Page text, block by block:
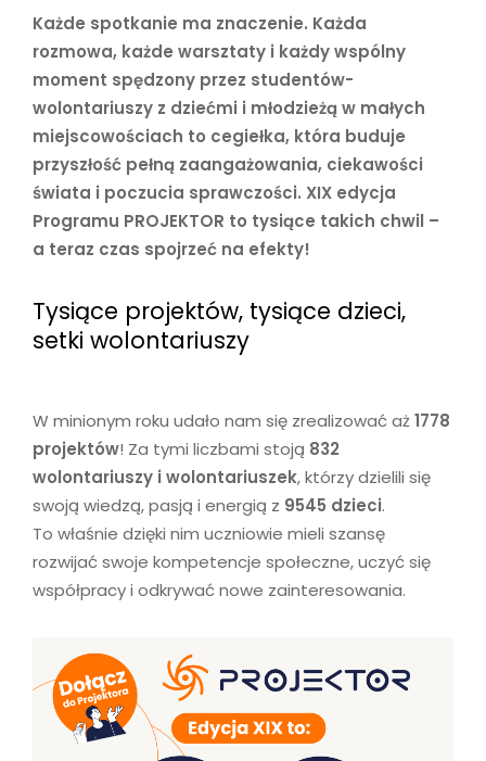
Każde spotkanie ma znaczenie. Każda
rozmowa, każde warsztaty i każdy wspólny
moment spędzony przez studentów-
wolontariuszy z dziećmi i młodzieżą w małych
miejscowościach to cegiełka, która buduje
przyszłość pełną zaangażowania, ciekawości
świata i poczucia sprawczości. XIX edycja
Programu PROJEKTOR to tysiące takich chwil –
a teraz czas spojrzeć na efekty!
Tysiące projektów, tysiące dzieci,
setki wolontariuszy
W minionym roku udało nam się zrealizować aż1778
projektów! Za tymi liczbami stoją 832
wolontariuszy i wolontariuszek, którzy dzielili się
swoją wiedzą, pasją i energią z 9545 dzieci.
To właśnie dzięki nim uczniowie mieli szansę
rozwijać swoje kompetencje społeczne, uczyć się
współpracy i odkrywać nowe zainteresowania.